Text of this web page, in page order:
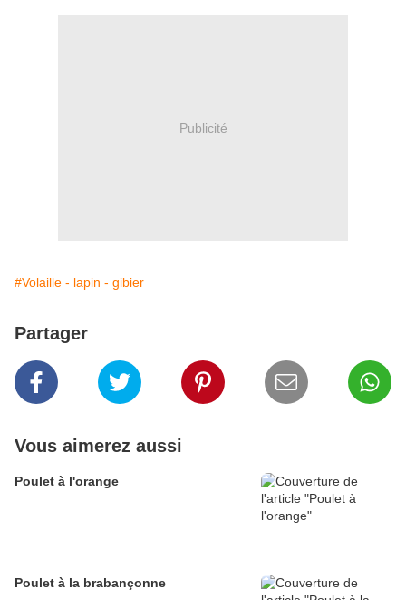
Publicité
#Volaille - lapin - gibier
Partager
Vous aimerez aussi
Poulet à l'orange
Poulet à la brabançonne